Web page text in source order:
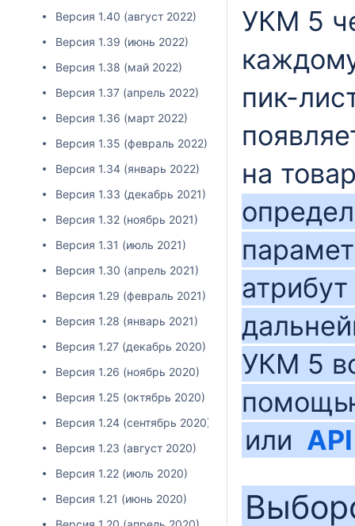
Версия 1.40 (август 2022)
Версия 1.39 (июнь 2022)
Версия 1.38 (май 2022)
Версия 1.37 (апрель 2022)
Версия 1.36 (март 2022)
Версия 1.35 (февраль 2022)
Версия 1.34 (январь 2022)
Версия 1.33 (декабрь 2021)
Версия 1.32 (ноябрь 2021)
Версия 1.31 (июль 2021)
Версия 1.30 (апрель 2021)
Версия 1.29 (февраль 2021)
Версия 1.28 (январь 2021)
Версия 1.27 (декабрь 2020)
Версия 1.26 (ноябрь 2020)
Версия 1.25 (октябрь 2020)
Версия 1.24 (сентябрь 2020)
Версия 1.23 (август 2020)
Версия 1.22 (июль 2020)
Версия 1.21 (июнь 2020)
УКМ 5
пик-
на
УКМ 5
или API